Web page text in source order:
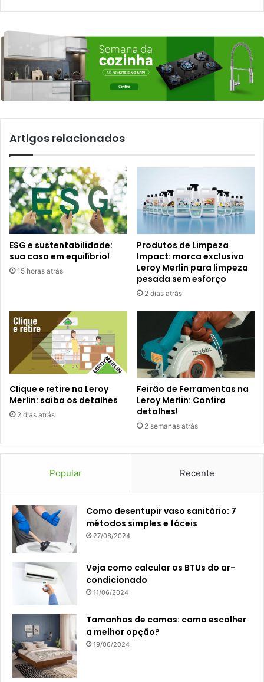
Artigos relacionados
ESG e sustentabilidade:
sua casa em equilíbrio!
15 horas atrás
Produtos de Limpeza
Impact: marca exclusiva
Leroy Merlin para limpeza
pesada sem esforço
2 dias atrás
Clique e retire na Leroy
Merlin: saiba os detalhes
2 dias atrás
Feirão de Ferramentas na
Leroy Merlin: Confira
detalhes!
2 semanas atrás
Popular Recente
Como desentupir vaso sanitário: 7
métodos simples e fáceis
27/06/2024
Veja como calcular os BTUs do ar-
condicionado
11/06/2024
Tamanhos de camas: como escolher
a melhor opção?
19/06/2024